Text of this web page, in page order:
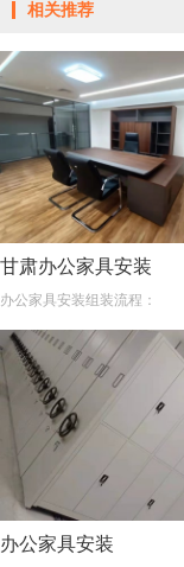
相关推荐
甘肃办公家具安装
办公家具安装组装流程：
办公家具安装